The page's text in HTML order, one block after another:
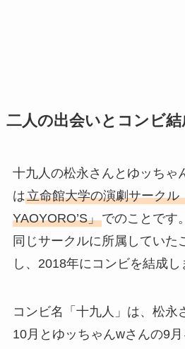
二人の出会いとコンビ
十九人の松永さんとゆッちゃ
は立命館大学の演劇サークル
YAOYORO’S」でのことです
同じサークルに所属していた
し、2018年にコンビを結成し
コンビ名「十九人」は、松永
10月とゆッちゃんwさんの9